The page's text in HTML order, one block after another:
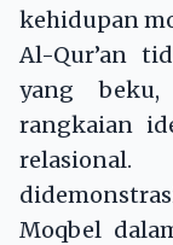
kehidupan
Al-Qur’an
yang beku,
rangkaian
relasional.
Moqbel